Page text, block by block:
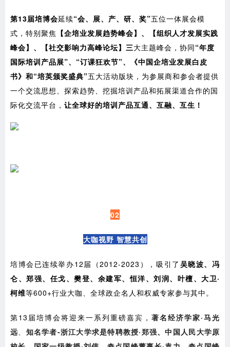
第13届培博会延续“会、展、产、研、奖”五位一体展会模
式，特别聚焦 【企培业发展趋势峰会】、【组织人才发展实践
峰会】、【社交影响力高峰论坛】三大主题峰会，协同“年度
国际培训产品展”、“订课狂欢节”、《中国企培业发展白皮
书》和“培英颁奖盛典”五大活动版块，为参展商和参会者提供
一个交流思想、探索趋势、挖掘培训产品和拓展渠道合作的国
际化交流平台， 让全球好的培训产品互通、互融、互生！
02
大咖视野 智慧共创
培博会已连续举办12届（2012-2023），吸引了 吴晓波、冯
仑、郑强、任戈、樊登、余建军、恒洋、刘润、叶檀、大卫·
柯维等600+行业大咖、全球政企名人和权威专家参与其中。
第13届培博会将迎来一系列重磅嘉宾， 著名经济学家·马光
远、 知名学者-浙江大学求是特聘教授·郑强、中国人民大学原